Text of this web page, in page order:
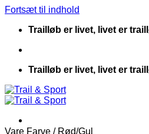
Fortsæt til indhold
Trailløb er livet, livet er
Trailløb er livet, livet er
Vare Farve /Rød/Gul